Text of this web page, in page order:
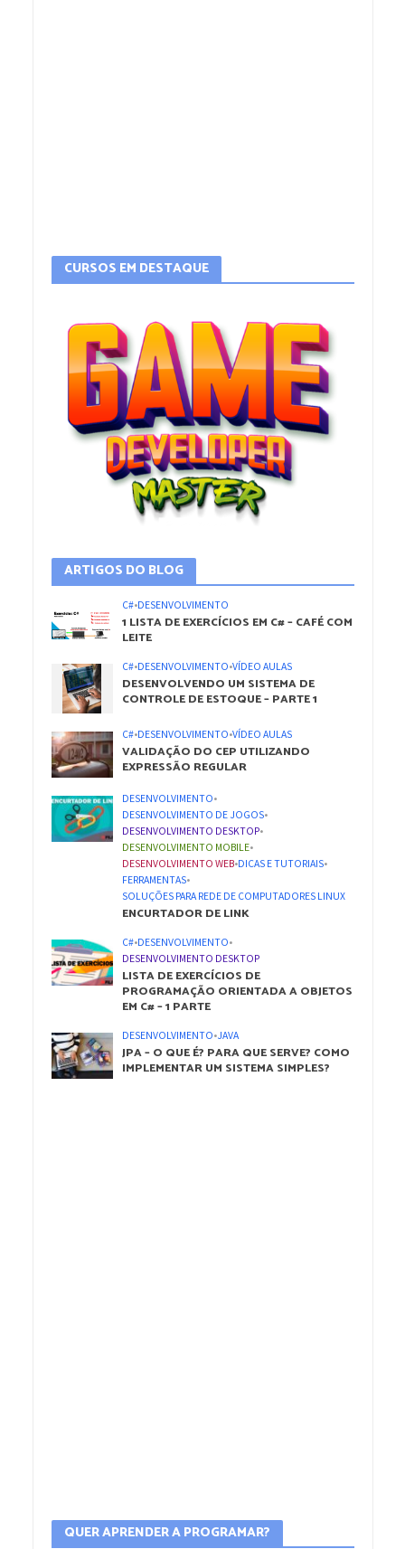
CURSOS EM DESTAQUE
ARTIGOS DO BLOG
C#•DESENVOLVIMENTO
1 LISTA DE EXERCÍCIOS EM C# – CAFÉ COM
LEITE
C#•DESENVOLVIMENTO•VÍDEO AULAS
DESENVOLVENDO UM SISTEMA DE
CONTROLE DE ESTOQUE – PARTE 1
C#•DESENVOLVIMENTO•VÍDEO AULAS
VALIDAÇÃO DO CEP UTILIZANDO
EXPRESSÃO REGULAR
DESENVOLVIMENTO•
DESENVOLVIMENTO DE JOGOS•
DESENVOLVIMENTO DESKTOP•
DESENVOLVIMENTO MOBILE•
DESENVOLVIMENTO WEB•DICAS E TUTORIAIS•
FERRAMENTAS•
SOLUÇÕES PARA REDE DE COMPUTADORES LINUX
ENCURTADOR DE LINK
C#•DESENVOLVIMENTO•
DESENVOLVIMENTO DESKTOP
LISTA DE EXERCÍCIOS DE
PROGRAMAÇÃO ORIENTADA A OBJETOS
EM C# – 1 PARTE
DESENVOLVIMENTO•JAVA
JPA – O QUE É? PARA QUE SERVE? COMO
IMPLEMENTAR UM SISTEMA SIMPLES?
QUER APRENDER A PROGRAMAR?